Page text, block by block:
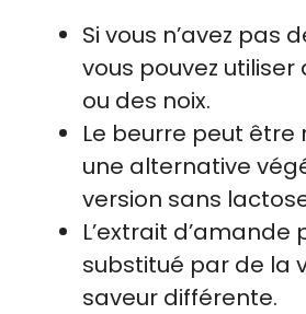
Si vous n’avez pas
vous pouvez
ou des noix.
Le beurre peut
une alternative
version sans
L’extrait d’amande
substitué par de la
saveur différente.